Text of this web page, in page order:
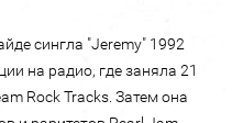
сингла "Jeremy" 1992
на радио, где заняла 21
Rock Tracks. Затем она